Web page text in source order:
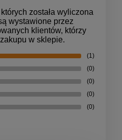
została wyliczona
wystawione przez
klientów, którzy
w sklepie.
(1)
(0)
(0)
(0)
(0)